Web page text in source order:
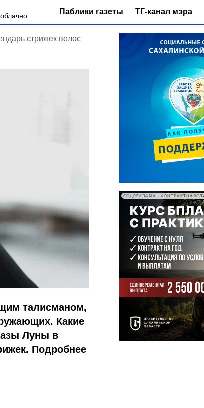
облачно Паблики газеты ТГ-канал мэра
стрижек волос
талисманом,
Какие
Луны в
Подробнее
СОЦРЕКЛАМА •